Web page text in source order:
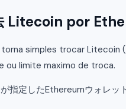
Litecoin por
simples trocar Litecoin
ou limite maximo de troca.
指定したEthereumウォレッ